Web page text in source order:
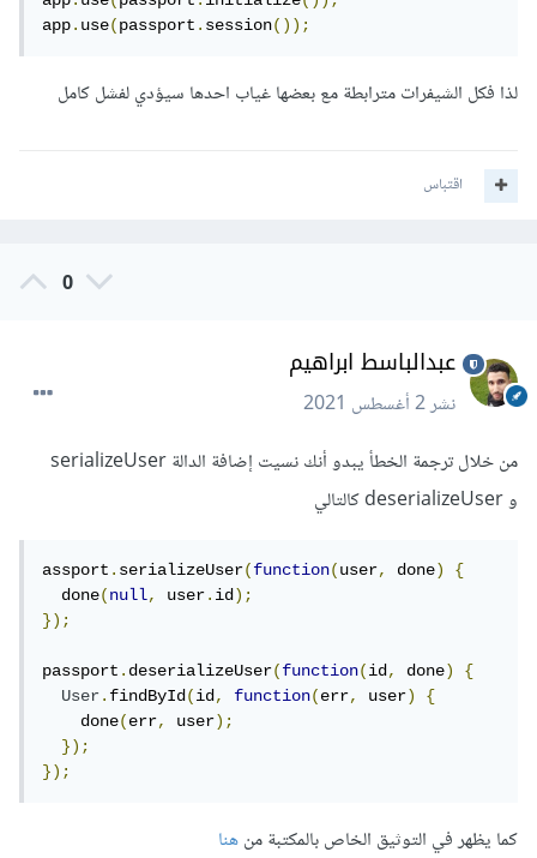
app.use(passport.session());
لذا فكل الشيفرات مترابطة مع بعضها غياب احدها سيؤدي لفشل كامل
اقتباس
0
عبدالباسط ابراهيم
نشر2 أغسطس 2021
من خلال ترجمة الخطأ يبدو أنك نسيت إضافة الدالة serializeUser
و deserializeUser كالتالي
assport.serializeUser(function(user, done)
{
  done
(null, user.id);
});
passport.deserializeUser(function(id, done)
{
User.findById(id, function(err, user)
{
    done
(err, user);
});
});
كما يظهر في التوثيق الخاص بالمكتبة منهنا